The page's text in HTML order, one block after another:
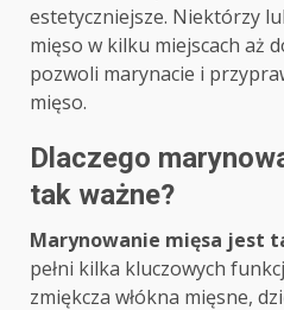
estetyczniejsze. Niektórzy
mięso w kilku miejscach aż
pozwoli marynacie i
mięso.
Dlaczego
tak ważne?
Marynowanie mięsa jest
pełni kilka kluczowych
zmiękcza włókna mięsne,